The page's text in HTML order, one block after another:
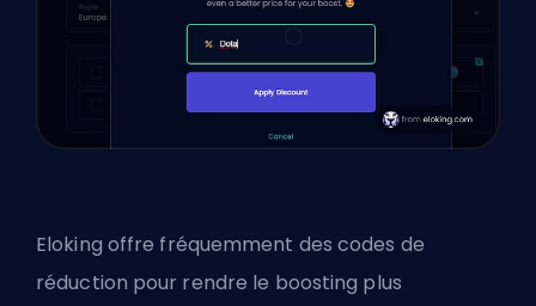
Eloking offre fréquemment des codes de
réduction pour rendre le boosting plus